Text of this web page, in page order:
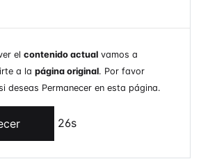
el contenido actual vamos a
a la página original. Por favor
deseas Permanecer en esta página.
26s